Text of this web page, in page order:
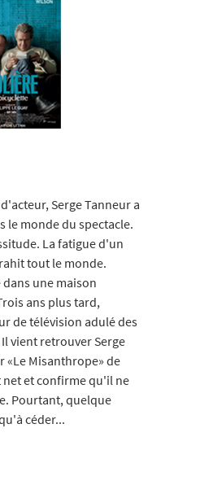
Serge Tanneur a
le monde du spectacle.
La fatigue d'un
tout le monde.
une maison
ans plus tard,
de télévision adulé des
vient retrouver Serge
Misanthrope» de
net et confirme qu'il ne
Pourtant, quelque
céder...